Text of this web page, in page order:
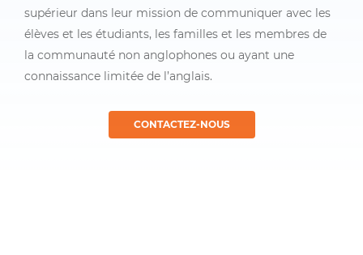
supérieur dans leur mission de communiquer avec les
élèves et les étudiants, les familles et les membres de
la communauté non anglophones ou ayant une
connaissance limitée de l’anglais.
CONTACTEZ-NOUS